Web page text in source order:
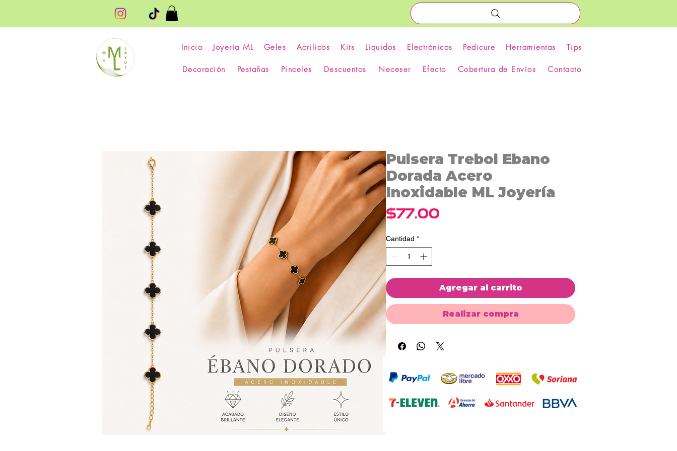
Inicio Joyería ML Geles Acrilicos Kits Liquidos Electrónicos Pedicure Herramientas Tips
Decoración Pestañas Pinceles Descuentos Neceser Efecto Cobertura de Envíos Contacto
Pulsera Trebol Ebano
Dorada Acero
Inoxidable ML Joyería
$77.00
Cantidad *
Agregar al carrito
Realizar compra